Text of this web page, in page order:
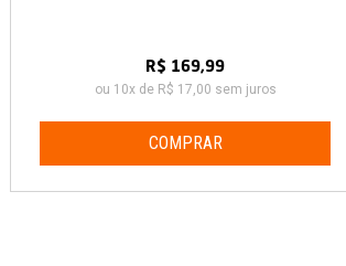
R$ 169,99
ou 10x de R$ 17,00 sem juros
COMPRAR